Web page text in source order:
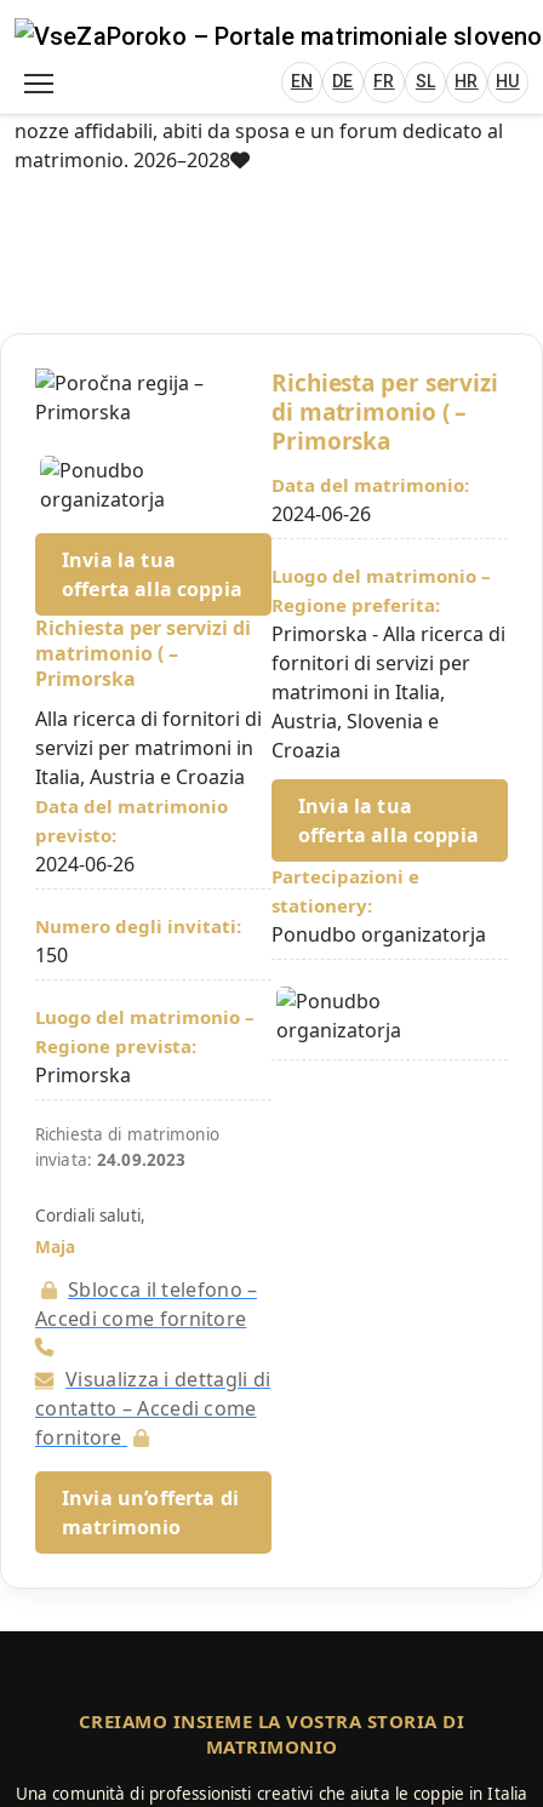
VseZaPoroko.net – Wedding Planning
Plan Your Wedding in Slovenia, Austria, Italy,
EN
VseZaPoroko – portale per l’organizzazione di
matrimoni locali e destination wedding in Slovenia,
Austria, Italia, Croazia e Ungheria. Scopri fornitori di
nozze affidabili, abiti da sposa e un forum dedicato al
matrimonio. 2026–2028
EN DE FR SL HR HU
Invia la tua
offerta alla coppia
Richiesta per servizi di
matrimonio ( –
Primorska
Alla ricerca di fornitori di
servizi per matrimoni in
Italia, Austria e Croazia
Data del matrimonio
previsto:
2024-06-26
Numero degli invitati:
150
Luogo del matrimonio –
Regione prevista:
Primorska
Richiesta di matrimonio
inviata:24.09.2023
Cordiali saluti,
Maja
Sblocca il telefono –
Accedi come fornitore
Visualizza i dettagli di
contatto – Accedi come
fornitore
Invia un’offerta di
matrimonio
Richiesta per servizi
di matrimonio ( –
Primorska
Data del matrimonio:
2024-06-26
Luogo del matrimonio –
Regione preferita:
Primorska - Alla ricerca di
fornitori di servizi per
matrimoni in Italia,
Austria, Slovenia e
Croazia
Invia la tua
offerta alla coppia
Partecipazioni e
stationery:
Ponudbo organizatorja
CREIAMO INSIEME LA VOSTRA STORIA DI
MATRIMONIO
Una comunità di professionisti creativi che aiuta le coppie in Italia